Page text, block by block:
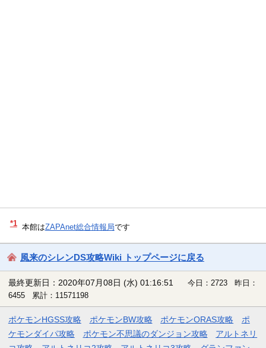
*1 本館はZAPAnet総合情報局です
風来のシレンDS攻略Wiki トップページに戻る
最終更新日：2020年07月08日 (水) 01:16:51
今日：2723 昨日：
6455 累計：11571198
ポケモンHGSS攻略 ポケモンBW攻略 ポケモンORAS攻略
ポ
ケモンダイパ攻略
ポケモン不思議のダンジョン攻略
アルトネリ